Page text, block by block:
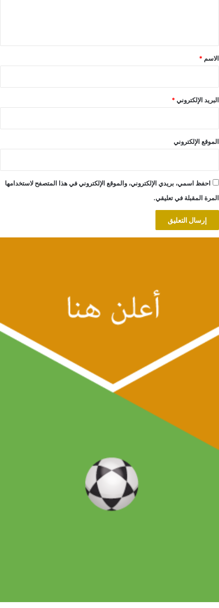
*
الاسم *
البريد الإلكتروني*
الموقع الإلكتروني
احفظ اسمي، بريدي الإلكتروني، والموقع الإلكتروني في هذا المتصفح لاستخدامها
المرة المقبلة في تعليقي.